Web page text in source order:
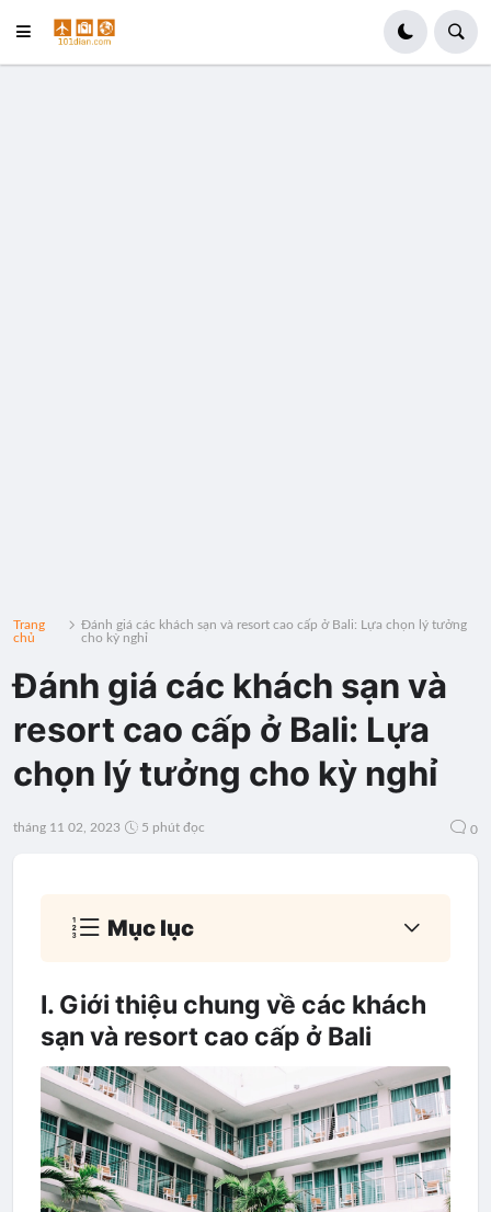
Trang
chủ
Đánh giá các khách sạn và resort cao cấp ở Bali: Lựa chọn lý tưởng
cho kỳ nghỉ
Đánh giá các khách sạn và
resort cao cấp ở Bali: Lựa
chọn lý tưởng cho kỳ nghỉ
tháng 11 02, 2023 5 phút đọc 0
Mục lục
I. Giới thiệu chung về các khách
sạn và resort cao cấp ở Bali